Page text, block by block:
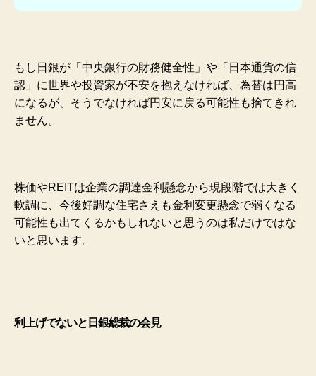
もし日銀が「中央銀行の財務健全性」や「日本通貨の信
認」に世界や投資家が不安を抱えなければ、為替は円高
になるが、そうでなければ円安に戻る可能性も捨てきれ
ません。
株価やREITは企業の調達金利懸念から現段階では大きく
軟調に、今後好調な住宅さえも金利変更懸念で弱くなる
可能性も出てくるかもしれないと思うのは私だけではな
いと思います。
利上げでないと日銀総裁の会見